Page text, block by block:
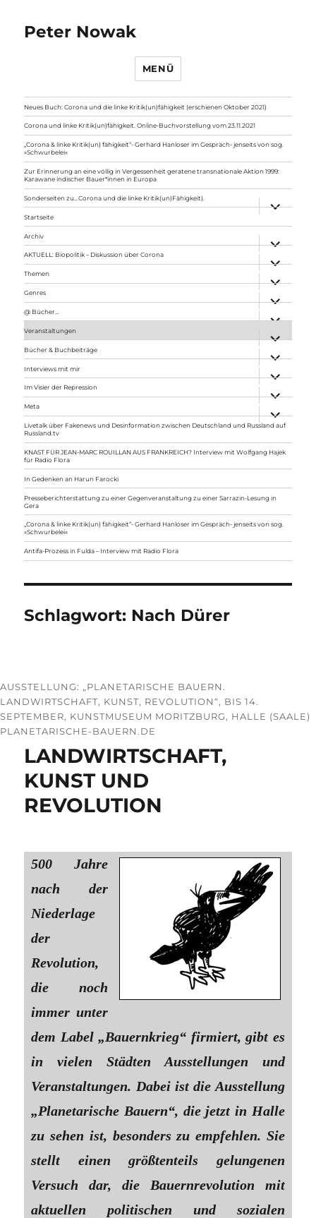
Peter Nowak
MENÜ
Neues Buch: Corona und die linke Kritik(un)fähigkeit (erschienen Oktober 2021)
Corona und linke Kritik(un)fähigkeit. Online-Buchvorstellung vom 23.11.2021
„Corona & linke Kritik(un) fähigkeit“- Gerhard Hanloser im Gespräch- jenseits von sog.
»Schwurbelei«
Zur Erinnerung an eine völlig in Vergessenheit geratene transnationale Aktion 1999:
Karawane indischer Bauer*innen in Europa
Sonderseiten zu…Corona und die linke Kritik(un)Fähigkeit).
anzeigen
Startseite
Archiv
anzeigen
AKTUELL: Biopolitik – Diskussion über Corona
anzeigen
Themen
anzeigen
Genres
anzeigen
@ Bücher…
Veranstaltungen
anzeigen
Bücher & Buchbeiträge
anzeigen
Interviews mit mir
anzeigen
Im Visier der Repression
anzeigen
Meta
anzeigen
Livetalk über Fakenews und Desinformation zwischen Deutschland und Russland auf
Russland.tv
KNAST FÜR JEAN-MARC ROUILLAN AUS FRANKREICH? Interview mit Wolfgang Hajek
für Radio Flora
In Gedenken an Harun Farocki
Presseberichterstattung zu einer Gegenveranstaltung zu einer Sarrazin-Lesung in
Gera
„Corona & linke Kritik(un) fähigkeit“- Gerhard Hanloser im Gespräch- jenseits von sog.
»Schwurbelei«
Antifa-Prozess in Fulda – Interview mit Radio Flora
Schlagwort: Nach Dürer
AUSSTELLUNG: „PLANETARISCHE BAUERN.
LANDWIRTSCHAFT, KUNST, REVOLUTION“, BIS 14.
SEPTEMBER, KUNSTMUSEUM MORITZBURG, HALLE (SAALE)
PLANETARISCHE-BAUERN.DE
LANDWIRTSCHAFT,
KUNST UND
REVOLUTION
500 Jahre
nach der
Niederlage
der
Revolution,
die noch
immer unter
dem Label „Bauernkrieg“ firmiert, gibt es
in vielen Städten Ausstellungen und
Veranstaltungen. Dabei ist die Ausstellung
„Planetarische Bauern“, die jetzt in Halle
zu sehen ist, besonders zu empfehlen. Sie
stellt einen größtenteils gelungenen
Versuch dar, die Bauernrevolution mit
aktuellen politischen und sozialen